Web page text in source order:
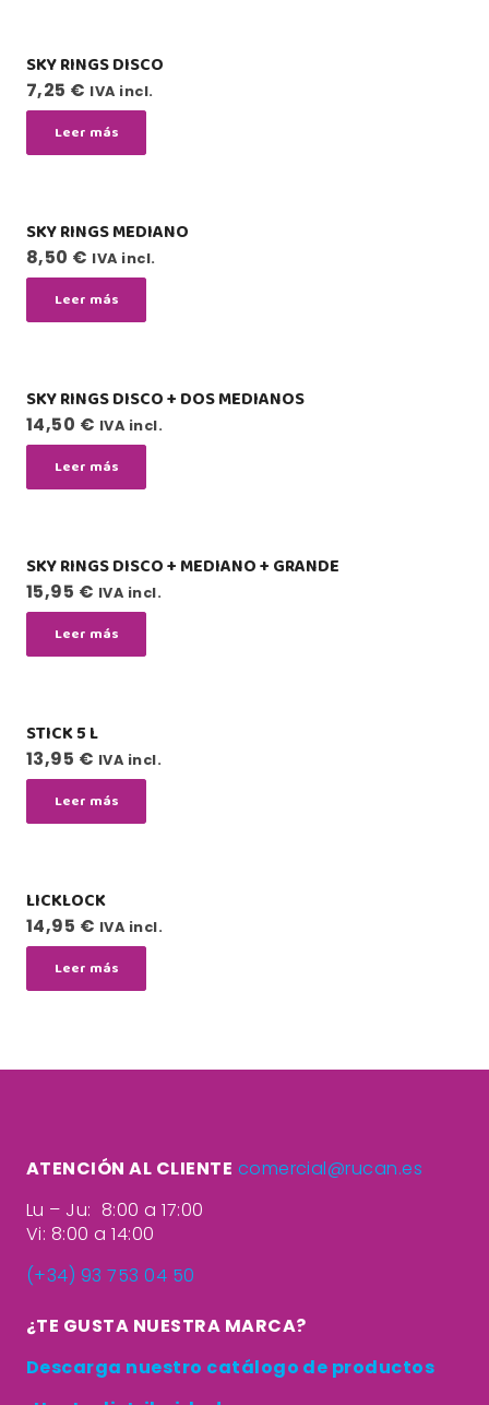
SKY RINGS DISCO
7,25 € IVA incl.
Leer más
SKY RINGS MEDIANO
8,50 € IVA incl.
Leer más
SKY RINGS DISCO + DOS MEDIANOS
14,50 € IVA incl.
Leer más
SKY RINGS DISCO + MEDIANO + GRANDE
15,95 € IVA incl.
Leer más
STICK 5 L
13,95 € IVA incl.
Leer más
LICKLOCK
14,95 € IVA incl.
Leer más
ATENCIÓN AL CLIENTE comercial@rucan.es
Lu – Ju: 8:00 a 17:00
Vi: 8:00 a 14:00
(+34) 93 753 04 50
¿TE GUSTA NUESTRA MARCA?
Descarga nuestro catálogo de productos